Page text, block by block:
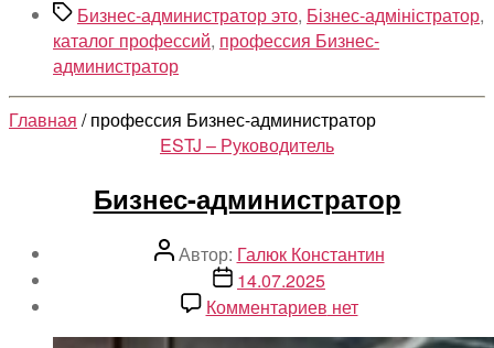
МеткиБизнес-администратор это, Бізнес-адміністратор,
каталог профессий, профессия Бизнес-
администратор
Главная / профессия Бизнес-администратор
Рубрики
ESTJ – Руководитель
Бизнес-администратор
АвторАвтор: Галюк Константин
Дата
записи
14.07.2025
Комментариевкнет